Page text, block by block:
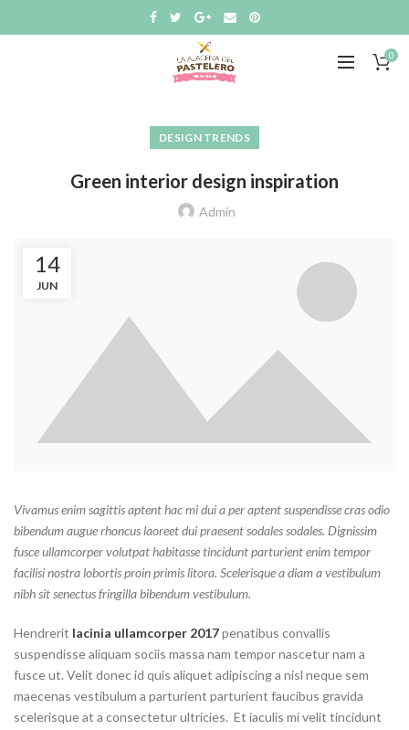
0
DESIGN TRENDS
Green interior design inspiration
Admin
14
JUN
Vivamus enim sagittis aptent hac mi dui a per aptent suspendisse cras odio
bibendum augue rhoncus laoreet dui praesent sodales sodales. Dignissim
fusce ullamcorper volutpat habitasse tincidunt parturient enim tempor
facilisi nostra lobortis proin primis litora. Scelerisque a diam a vestibulum
nibh sit senectus fringilla bibendum vestibulum.
Hendrerit lacinia ullamcorper 2017penatibus convallis
suspendisse aliquam sociis massa nam tempor nascetur nam a
fusce ut. Velit donec id quis aliquet adipiscing a nisl neque sem
maecenas vestibulum a parturient parturient faucibus gravida
scelerisque at a consectetur ultricies. Et iaculis mi velit tincidunt